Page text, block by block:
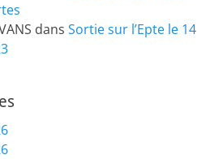
dans Sortie sur l’Epte le 14